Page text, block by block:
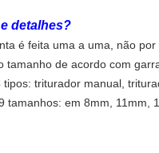
detalhes?
é feita uma a uma, não por
tamanho de acordo com
tipos: triturador manual,
tamanhos: em 8mm, 11mm,